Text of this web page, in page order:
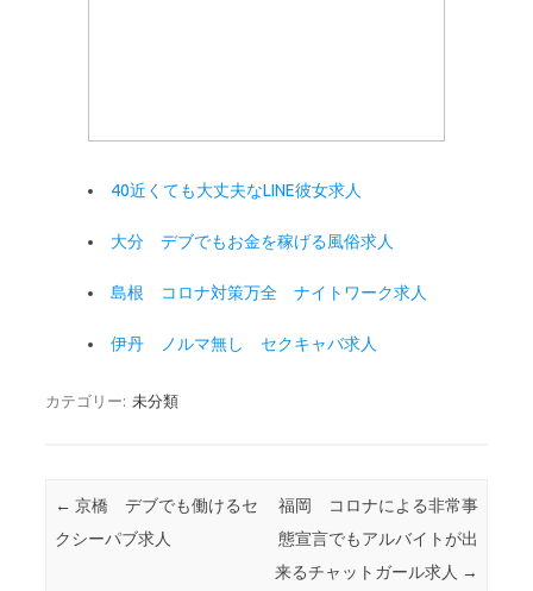
40近くても大丈夫なLINE彼女求人
大分 デブでもお金を稼げる風俗求人
島根 コロナ対策万全 ナイトワーク求人
伊丹 ノルマ無し セクキャバ求人
カテゴリー: 未分類
投稿ナビゲーション
← 京橋 デブでも働けるセ
クシーパブ求人
福岡 コロナによる非常事
態宣言でもアルバイトが出
来るチャットガール求人 →